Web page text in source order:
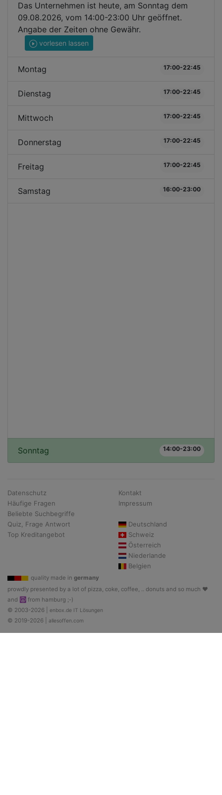
Das Unternehmen ist heute, am Sonntag dem
09.08.2026, vom 14:00-23:00 Uhr geöffnet.
Angabe der Zeiten ohne Gewähr.
vorlesen lassen
Montag 17:00-22:45
Dienstag 17:00-22:45
Mittwoch 17:00-22:45
Donnerstag 17:00-22:45
Freitag 17:00-22:45
Samstag 16:00-23:00
Sonntag 14:00-23:00
Datenschutz
Häufige Fragen
Beliebte Suchbegriffe
Quiz, Frage Antwort
Top Kreditangebot
Kontakt
Impressum
Deutschland
Schweiz
Österreich
Niederlande
Belgien
quality made in germany
prowdly presented by a lot of pizza, coke, coffee, .. donuts and so much ♥
and ☮ from hamburg ;-)
© 2003-2026 | enbox.de IT Lösungen
© 2019-2026 | allesoffen.com